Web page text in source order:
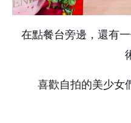
在點餐台旁邊，還有
喜歡自拍的美少女